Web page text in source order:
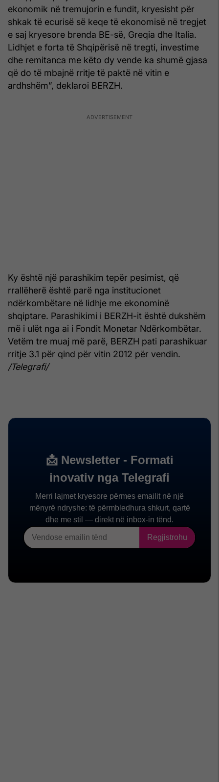
ekonomik në tremujorin e fundit, kryesisht për
shkak të ecurisë së keqe të ekonomisë në tregjet
e saj kryesore brenda BE-së, Greqia dhe Italia.
Lidhjet e forta të Shqipërisë në tregti, investime
dhe remitanca me këto dy vende ka shumë gjasa
që do të mbajnë rritje të paktë në vitin e
ardhshëm”, deklaroi BERZH.
Ky është një parashikim tepër pesimist, që
rrallëherë është parë nga institucionet
ndërkombëtare në lidhje me ekonominë
shqiptare. Parashikimi i BERZH-it është dukshëm
më i ulët nga ai i Fondit Monetar Ndërkombëtar.
Vetëm tre muaj më parë, BERZH pati parashikuar
rritje 3.1 për qind për vitin 2012 për vendin.
/Telegrafi/